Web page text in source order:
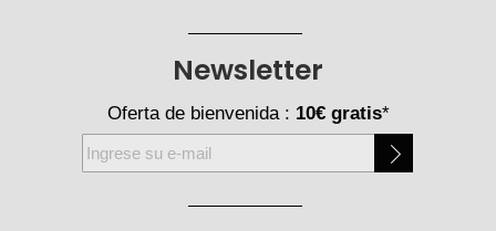
Newsletter
Oferta de bienvenida : 10€ gratis*
Inscríbase
a